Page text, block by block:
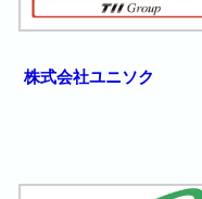
株式会社ユニソク